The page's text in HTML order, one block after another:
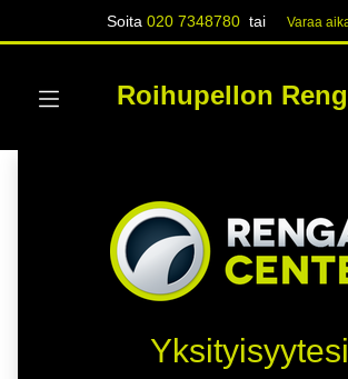
Soita020 7348780 tai Varaa
Roihupellon
Yksityisyytesi